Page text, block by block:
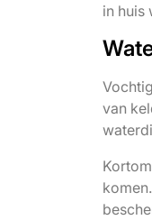
in huis
van